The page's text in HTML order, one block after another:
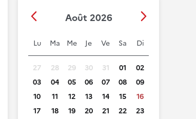
Août 2026
Lu Ma Me Je Ve Sa Di
27 28 29 30 31 01
02
03
04 05 06 07 08
09
10
11 12 13 14 15
16
17
18 19 20 21 22
23